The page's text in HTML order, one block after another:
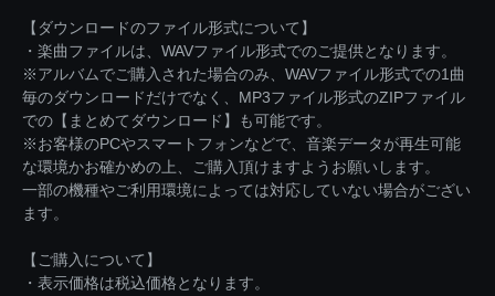
【ダウンロードのファイル形式について】
・楽曲ファイルは、WAVファイル形式でのご提供となります。
※アルバムでご購入された場合のみ、WAVファイル形式での1曲
毎のダウンロードだけでなく、MP3ファイル形式のZIPファイル
での【まとめてダウンロード】も可能です。
※お客様のPCやスマートフォンなどで、音楽データが再生可能
な環境かお確かめの上、ご購入頂けますようお願いします。
一部の機種やご利用環境によっては対応していない場合がござい
ます。
【ご購入について】
・表示価格は税込価格となります。